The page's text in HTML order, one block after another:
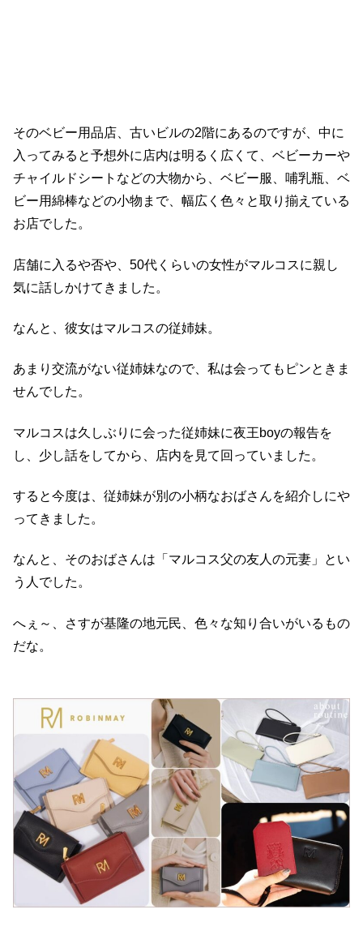
そのベビー用品店、古いビルの2階にあるのですが、中に
入ってみると予想外に店内は明るく広くて、ベビーカーや
チャイルドシートなどの大物から、ベビー服、哺乳瓶、ベ
ビー用綿棒などの小物まで、幅広く色々と取り揃えている
お店でした。
店舗に入るや否や、50代くらいの女性がマルコスに親し
気に話しかけてきました。
なんと、彼女はマルコスの従姉妹。
あまり交流がない従姉妹なので、私は会ってもピンときま
せんでした。
マルコスは久しぶりに会った従姉妹に夜王boyの報告を
し、少し話をしてから、店内を見て回っていました。
すると今度は、従姉妹が別の小柄なおばさんを紹介しにや
ってきました。
なんと、そのおばさんは「マルコス父の友人の元妻」とい
う人でした。
へぇ～、さすが基隆の地元民、色々な知り合いがいるもの
だな。